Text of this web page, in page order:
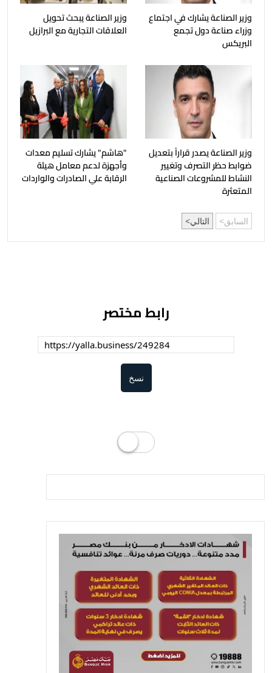
وزير الصناعة يشارك في اجتماع
وزراء صناعة دول تجمع
البريكس
وزير الصناعة يبحث تحويل
العلاقات التجارية مع البرازيل
وزير الصناعة يصدر قراراً بتعديل
ضوابط حظر التصرف وتغيير
النشاط للمشروعات الصناعية
المتعثرة
"هاشم" يشارك تسليم معدات
وأجهزة لدعم معامل هيئة
الرقابة علي الصادرات والواردات
السابق التالي
رابط مختصر
نسخ